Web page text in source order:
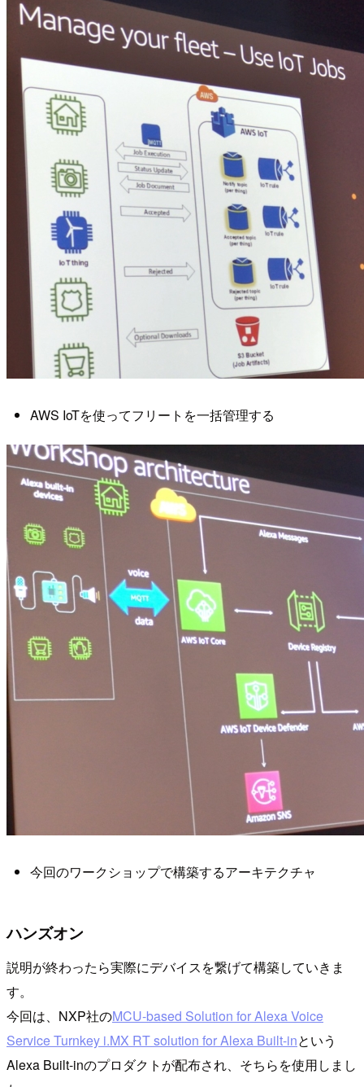
AWS IoTを使ってフリートを一括管理する
今回のワークショップで構築するアーキテクチャ
ハンズオン
説明が終わったら実際にデバイスを繋げて構築していきま
す。
今回は、NXP社のMCU-based Solution for Alexa Voice
Service Turnkey i.MX RT solution for Alexa Built-inという
Alexa Built-inのプロダクトが配布され、そちらを使用しまし